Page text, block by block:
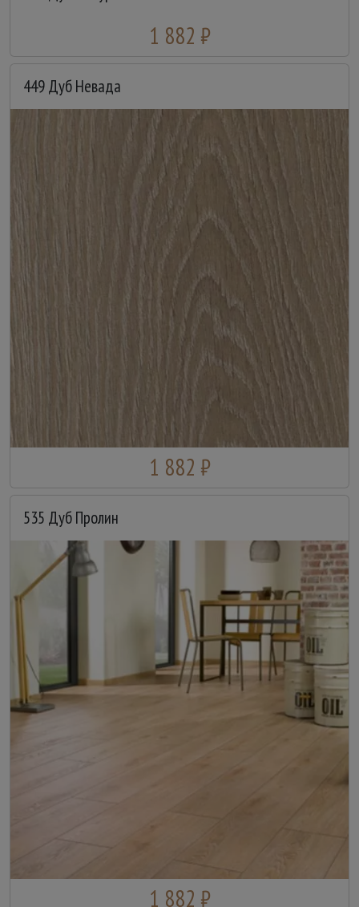
1 882 ₽
449 Дуб Невада
1 882 ₽
535 Дуб Пролин
1 882 ₽